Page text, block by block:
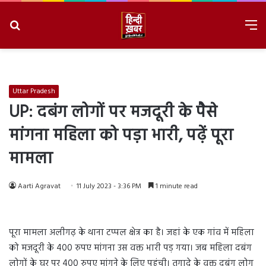
Uttar Pradesh
UP: दबंग लोगों पर मजदूरी के पैसे
मांगना महिला को पड़ा भारी, पढ़ें पूरा
मामला
Aarti Agravat 11 July 2023 - 3:36 PM 1 minute read
पूरा मामला अलीगढ़ के थाना टप्पल क्षेत्र का है। जहां के एक गांव में महिला
को मजदूरी के 400 रुपए मांगना उस वक्त भारी पड़ गया। जब महिला दबंग